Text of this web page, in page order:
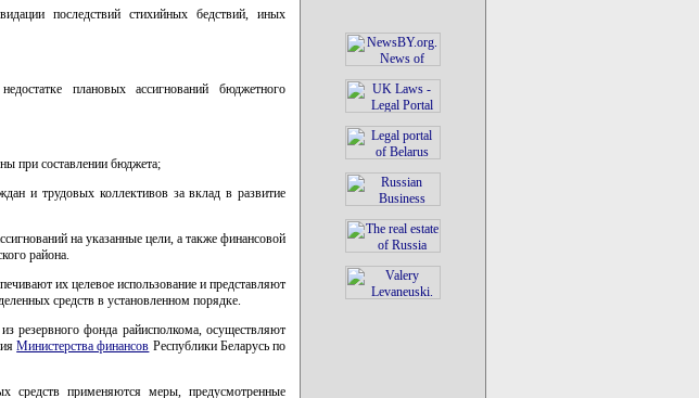
последствий стихийных бедствий, иных
плановых ассигнований бюджетного
при составлении бюджета;
и трудовых коллективов за вклад в развитие
на указанные цели, а также финансовой
района.
их целевое использование и представляют
средств в установленном порядке.
резервного фонда райисполкома, осуществляют
Министерства финансов Республики Беларусь по
средств применяются меры, предусмотренные